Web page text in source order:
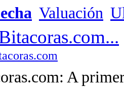
Valuación
A